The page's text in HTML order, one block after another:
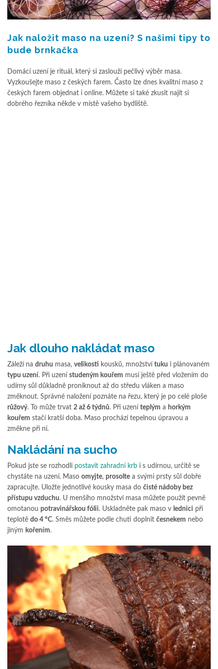
Jak naložit maso na uzení? S našimi tipy to
bude brnkačka
Domácí uzení je rituál, který si zaslouží pečlivý výběr masa.
Vyzkoušejte maso z českých farem. Často lze dnes kvalitní maso z
českých farem objednat i online. Můžete si také zkusit najít si
dobrého řezníka někde v místě vašeho bydliště.
Jak dlouho nakládat maso
Záleží na druhu masa, velikosti kousků, množství tuku i plánovaném
typu uzení. Při uzení studeným kouřem musí ještě před vložením do
udírny sůl důkladně proniknout až do středu vláken a maso
změknout. Správné naložení poznáte na řezu, který je po celé ploše
růžový. To může trvat 2 až 6 týdnů. Při uzení teplým a horkým
kouřem stačí kratší doba. Maso prochází tepelnou úpravou a
změkne při ní.
Nakládání na sucho
Pokud jste se rozhodli postavit zahradní krb i s udírnou, určitě se
chystáte na uzení. Maso omyjte, prosolte a svými prsty sůl dobře
zapracujte. Uložte jednotlivé kousky masa do čisté nádoby bez
přístupu vzduchu. U menšího množství masa můžete použít pevně
omotanou potravinářskou fólii. Uskladněte pak maso v lednici při
teplotě do 4 °C. Směs můžete podle chuti doplnit česnekem nebo
jiným kořením.